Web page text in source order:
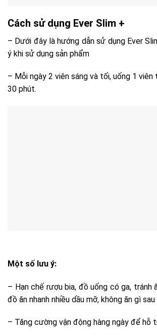
Cách sử dụng Ever Slim +
– Dưới đây là hướng dẫn sử dụng Ever
ý khi sử dụng sản phẩm
– Mỗi ngày 2 viên sáng và tối, uống 1
30 phút.
Một số lưu ý:
– Hạn chế rượu bia, đồ uống có ga, tránh
đồ ăn nhanh nhiều dầu mỡ, không ăn gì
– Tăng cường vận động hàng ngày để hỗ